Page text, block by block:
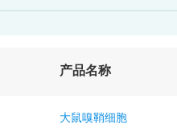
产品名称
大鼠嗅鞘细胞